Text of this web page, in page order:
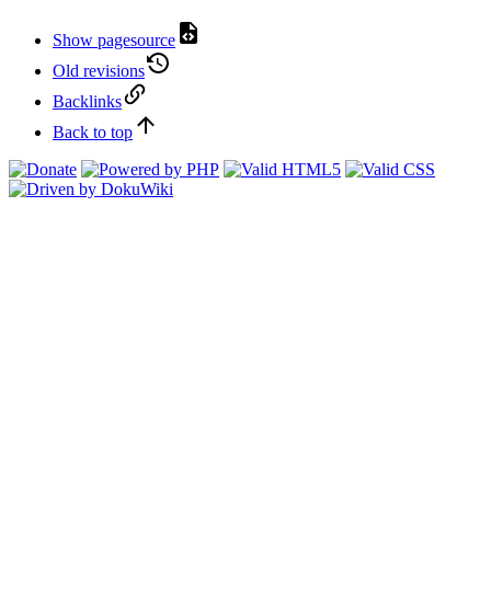
Show pagesource
Old revisions
Backlinks
Back to top